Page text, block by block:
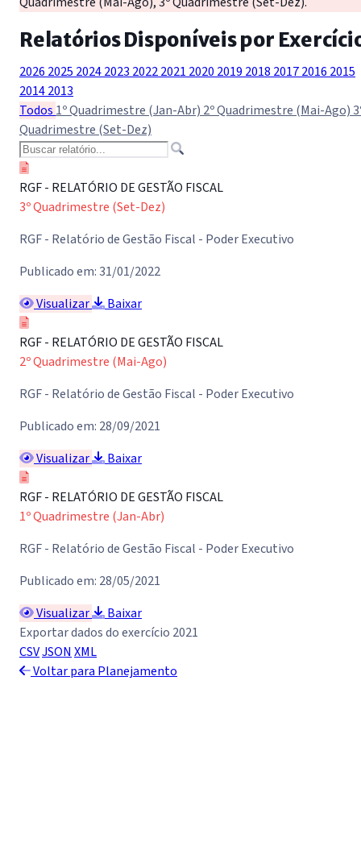
Relatórios Disponíveis por
2026 2025 20242023 20222021 2020 2019 2018 20172016 2015
20142013
Todos 1º Quadrimestre (Jan-Abr) 2º Quadrimestre (Mai-Ago)
Quadrimestre (Set-Dez)
RGF - RELATÓRIO DE GESTÃO FISCAL
3º Quadrimestre (Set-Dez)
RGF - Relatório de Gestão Fiscal - Poder Executivo
Publicado em: 31/01/2022
Visualizar
Baixar
RGF - RELATÓRIO DE GESTÃO FISCAL
2º Quadrimestre (Mai-Ago)
RGF - Relatório de Gestão Fiscal - Poder Executivo
Publicado em: 28/09/2021
Visualizar
Baixar
RGF - RELATÓRIO DE GESTÃO FISCAL
1º Quadrimestre (Jan-Abr)
RGF - Relatório de Gestão Fiscal - Poder Executivo
Publicado em: 28/05/2021
Visualizar
Baixar
Exportar dados do exercício 2021
CSVJSON XML
Voltar para Planejamento